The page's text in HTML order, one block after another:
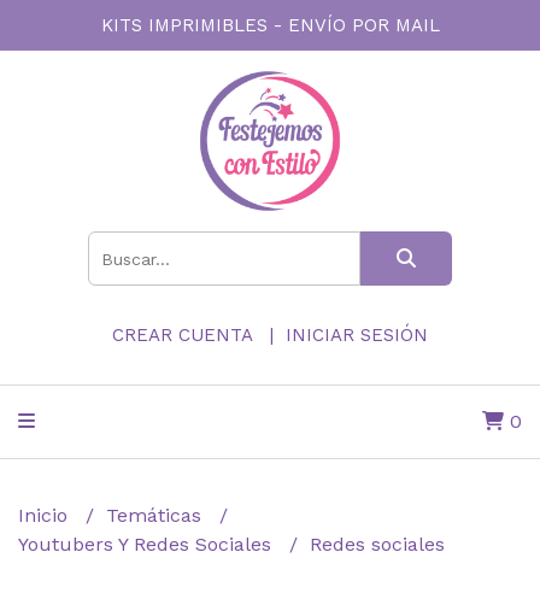
KITS IMPRIMIBLES - ENVÍO POR MAIL
CREAR CUENTA INICIAR SESIÓN
0
Inicio
Temáticas
Youtubers Y Redes Sociales
Redes sociales